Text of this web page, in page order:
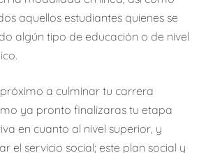
aquellos estudiantes quienes se
algún tipo de educación o de nivel
a culminar tu carrera
ya pronto finalizaras tu etapa
en cuanto al nivel superior, y
el servicio social; este plan social y